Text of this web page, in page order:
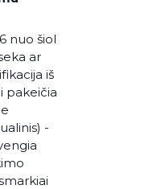
nuo šiol
ar
iš
pakeičia
-